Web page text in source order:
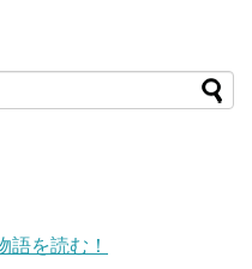
語を読む！